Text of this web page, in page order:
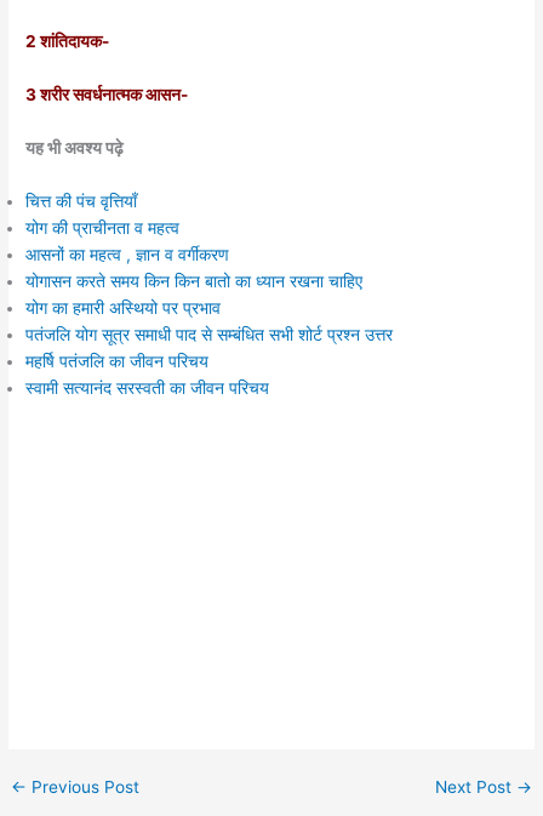
2 शांतिदायक-
3 शरीर सवर्धनात्मक आसन-
यह भी अवश्य पढ़े
चित्त की पंच वृत्तियाँ
योग की प्राचीनता व महत्व
आसनों का महत्व , ज्ञान व वर्गीकरण
योगासन करते समय किन किन बातो का ध्यान रखना चाहिए
योग का हमारी अस्थियो पर प्रभाव
पतंजलि योग सूत्र समाधी पाद से सम्बंधित सभी शोर्ट प्रश्न उत्तर
महर्षि पतंजलि का जीवन परिचय
स्वामी सत्यानंद सरस्वती का जीवन परिचय
← Previous Post Next Post →